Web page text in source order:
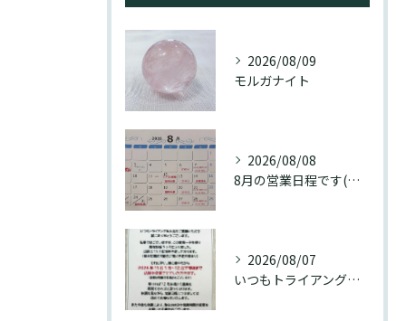
2026/08/09
モルガナイト
2026/08/08
8月の営業日程です(訂正分)☺️
2026/08/07
いつもトライアングル大名をご愛顧頂き誠にありがとうございます...